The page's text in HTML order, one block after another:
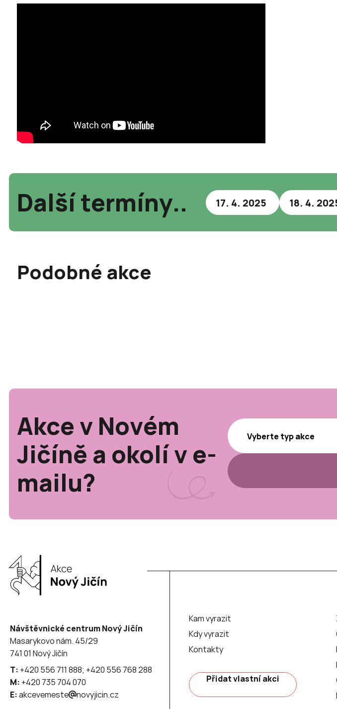
Další termíny.. 17. 4. 2025 18. 4.
Podobné akce
Akce v Novém
Jičíně a okolí v e-
mailu?
Návštěvnické centrum Nový Jičín
Masarykovo nám. 45/29
741 01 Nový Jičín
T: +420 556 711 888; +420 556 768 288
M: +420 735 704 070
E:akcevemeste novyjicin.cz
Kam vyrazit
Kdy vyrazit
Kontakty
Přidat vlastní akci